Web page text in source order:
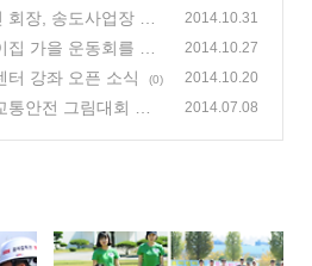
장, 송도사업장 공
2014.10.31
가을 운동회를 열
2014.10.27
터 강좌 오픈 소식 (0) 2014.10.20
안전 그림대회 개
2014.07.08